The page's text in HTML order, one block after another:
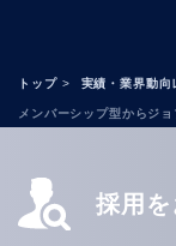
トップ 実績・業界動向
メンバーシップ型からジ
採用